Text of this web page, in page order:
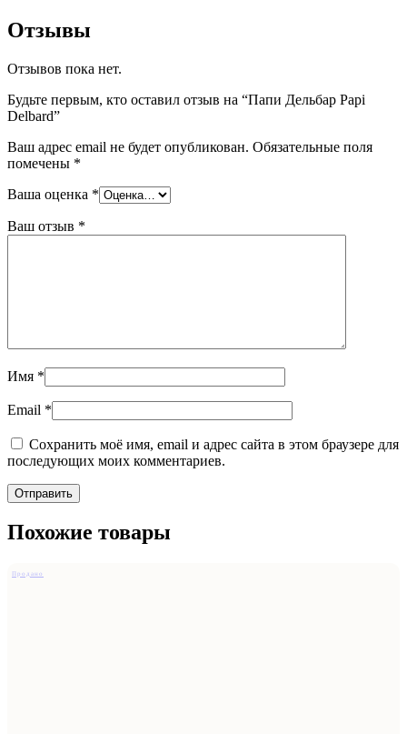
Отзывы
Отзывов пока нет.
Будьте первым, кто оставил отзыв на “Папи Дельбар Papi
Delbard”
Ваш адрес email не будет опубликован. Обязательные поля
помечены *
Ваша оценка *
Ваш отзыв *
Имя *
Email *
Сохранить моё имя, email и адрес сайта в этом браузере для
последующих моих комментариев.
Похожие товары
Продано